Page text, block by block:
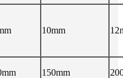
10mm
150mm